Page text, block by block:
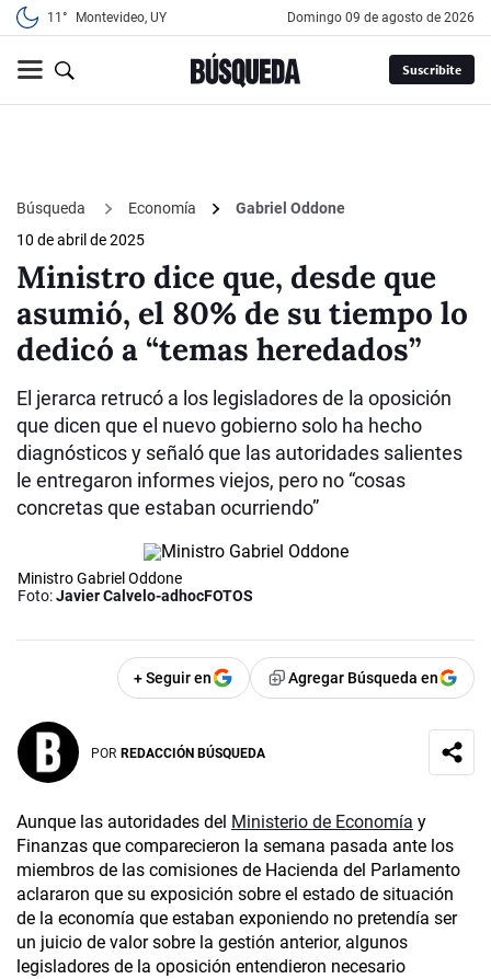
11° Montevideo, UY domingo 09 de agosto de 2026
Suscribite
Búsqueda Economía
Gabriel Oddone
10 de abril de 2025
Ministro dice que, desde que
asumió, el 80% de su tiempo lo
dedicó a “temas heredados”
El jerarca retrucó a los legisladores de la oposición
que dicen que el nuevo gobierno solo ha hecho
diagnósticos y señaló que las autoridades salientes
le entregaron informes viejos, pero no “cosas
concretas que estaban ocurriendo”
Ministro Gabriel Oddone
Foto:Javier Calvelo-adhocFOTOS
+ Seguir en Agregar Búsqueda en
POR REDACCIÓN BÚSQUEDA
Aunque las autoridades del Ministerio de Economía y
Finanzas que comparecieron la semana pasada ante los
miembros de las comisiones de Hacienda del Parlamento
aclararon que su exposición sobre el estado de situación
de la economía que estaban exponiendo no pretendía ser
un juicio de valor sobre la gestión anterior, algunos
legisladores de la oposición entendieron necesario